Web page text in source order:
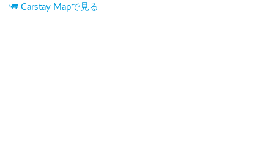
Carstay Mapで見る